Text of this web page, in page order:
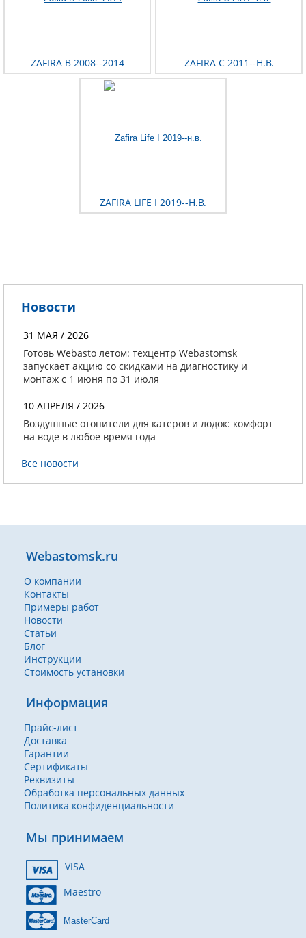
ZAFIRA B 2008--2014 ZAFIRA C 2011--Н.В.
ZAFIRA LIFE I 2019--Н.В.
Новости
31 МАЯ / 2026
Готовь Webasto летом: техцентр Webastomsk
запускает акцию со скидками на диагностику и
монтаж с 1 июня по 31 июля
10 АПРЕЛЯ / 2026
Воздушные отопители для катеров и лодок: комфорт
на воде в любое время года
Все новости
Webastomsk.ru
О компании
Контакты
Примеры работ
Новости
Статьи
Блог
Инструкции
Стоимость установки
Информация
Прайс-лист
Доставка
Гарантии
Сертификаты
Реквизиты
Обработка персональных данных
Политика конфиденциальности
Мы принимаем
VISA
Maestro
MasterCard